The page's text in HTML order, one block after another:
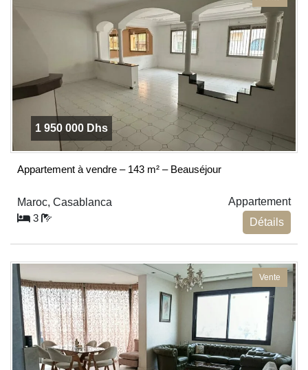
1 950 000 Dhs
Appartement à vendre – 143 m² – Beauséjour
Maroc, Casablanca
Appartement
3
Détails
Vente